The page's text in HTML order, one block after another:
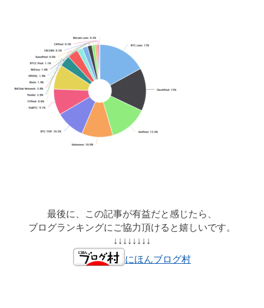
最後に、この記事が有益だと感じたら、
ブログランキングにご協力頂けると嬉しいです。
↓↓↓↓↓↓↓↓
にほんブログ村